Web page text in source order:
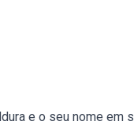
e o seu nome em